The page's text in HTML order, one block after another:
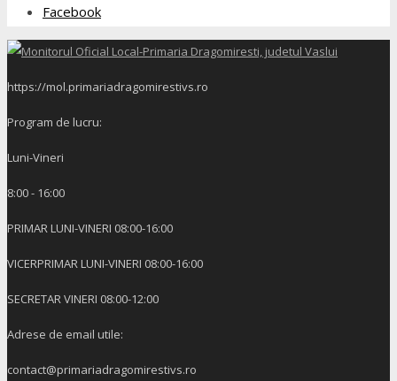
Facebook
https://mol.primariadragomirestivs.ro
Program de lucru:
Luni-Vineri
8:00 - 16:00
PRIMAR LUNI-VINERI 08:00-16:00
VICERPRIMAR LUNI-VINERI 08:00-16:00
SECRETAR VINERI 08:00-12:00
Adrese de email utile:
contact@primariadragomirestivs.ro